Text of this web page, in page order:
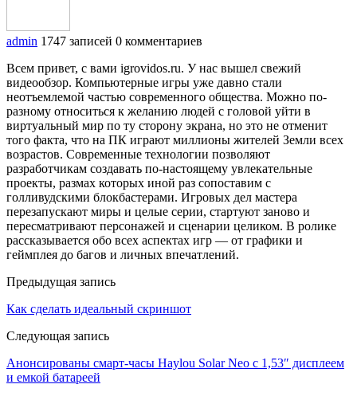
admin 1747 записей 0 комментариев
Всем привет, с вами igrovidos.ru. У нас вышел свежий
видеообзор. Компьютерные игры уже давно стали
неотъемлемой частью современного общества. Можно по-
разному относиться к желанию людей с головой уйти в
виртуальный мир по ту сторону экрана, но это не отменит
того факта, что на ПК играют миллионы жителей Земли всех
возрастов. Современные технологии позволяют
разработчикам создавать по-настоящему увлекательные
проекты, размах которых иной раз сопоставим с
голливудскими блокбастерами. Игровых дел мастера
перезапускают миры и целые серии, стартуют заново и
пересматривают персонажей и сценарии целиком. В ролике
рассказывается обо всех аспектах игр — от графики и
геймплея до багов и личных впечатлений.
Предыдущая запись
Как сделать идеальный скриншот
Следующая запись
Анонсированы смарт-часы Haylou Solar Neo с 1,53″ дисплеем
и емкой батареей